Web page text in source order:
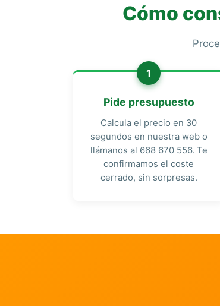
Cómo
1
Pide presupuesto
Calcula el precio en 30
segundos en nuestra web o
llámanos al 668 670 556. Te
confirmamos el coste
cerrado, sin sorpresas.